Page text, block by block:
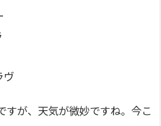
ヴ
すが、天気が微妙ですね。今こ